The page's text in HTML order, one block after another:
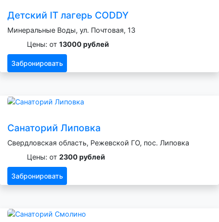
Детский IT лагерь CODDY
Минеральные Воды, ул. Почтовая, 13
Цены: от 13000 рублей
Забронировать
Санаторий Липовка
Свердловская область, Режевской ГО, пос. Липовка
Цены: от 2300 рублей
Забронировать